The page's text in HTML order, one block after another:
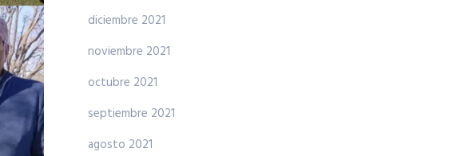
diciembre 2021
noviembre 2021
octubre 2021
septiembre 2021
agosto 2021